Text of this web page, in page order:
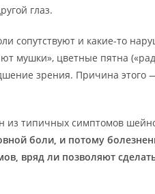
глаз.
сопутствуют и какие-то
мушки», цветные пятна
зрения. Причина этого
из типичных симптомов
боли, и потому
вряд ли позволяют